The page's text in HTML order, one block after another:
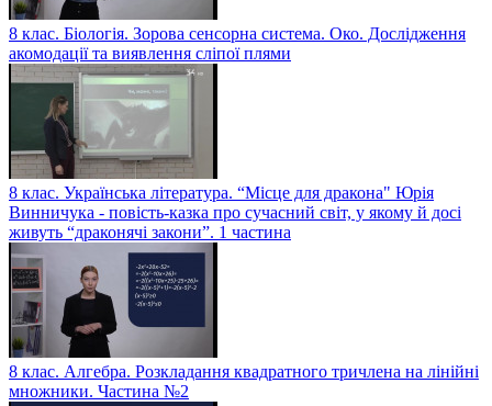
8 клас. Біологія. Зорова сенсорна система. Око. Дослідження
акомодації та виявлення сліпої плями
8 клас. Українська література. “Місце для дракона" Юрія
Винничука - повість-казка про сучасний світ, у якому й досі
живуть “драконячі закони”. 1 частина
8 клас. Алгебра. Розкладання квадратного тричлена на лінійні
множники. Частина №2